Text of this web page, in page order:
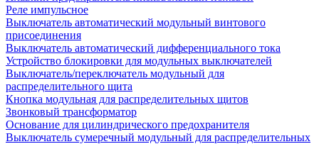
Реле импульсное
Выключатель автоматический модульный винтового
присоединения
Выключатель автоматический дифференциального тока
Устройство блокировки для модульных выключателей
Выключатель/переключатель модульный для
распределительного щита
Кнопка модульная для распределительных щитов
Звонковый трансформатор
Основание для цилиндрического предохранителя
Выключатель сумеречный модульный для распределительных